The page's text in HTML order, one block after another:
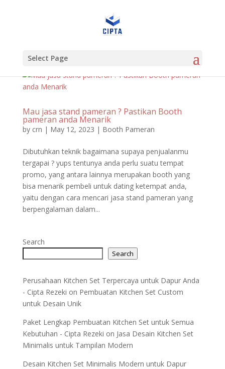
Select Page
Mau jasa stand pameran ? Pastikan Booth
pameran anda Menarik
by crn | May 12, 2023 | Booth Pameran
Dibutuhkan teknik bagaimana supaya penjualanmu
tergapai ? yups tentunya anda perlu suatu tempat
promo, yang antara lainnya merupakan booth yang
bisa menarik pembeli untuk dating ketempat anda,
yaitu dengan cara mencari jasa stand pameran yang
berpengalaman dalam...
Search
Search
Perusahaan Kitchen Set Terpercaya untuk Dapur Anda
- Cipta Rezeki on Pembuatan Kitchen Set Custom
untuk Desain Unik
Paket Lengkap Pembuatan Kitchen Set untuk Semua
Kebutuhan - Cipta Rezeki on Jasa Desain Kitchen Set
Minimalis untuk Tampilan Modern
Desain Kitchen Set Minimalis Modern untuk Dapur